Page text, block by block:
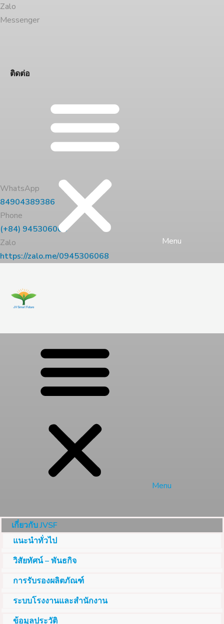
ติดต่อ
Menu
Zalo
Messenger
WhatsApp
84904389386
Phone
(+84) 945306068
Zalo
https://zalo.me/0945306068
Menu
เกี่ยวกับ JVSF
แนะนำทั่วไป
วิสัยทัศน์ – พันธกิจ
การรับรองผลิตภัณฑ์
ระบบโรงงานและสำนักงาน
ข้อมูลประวัติ